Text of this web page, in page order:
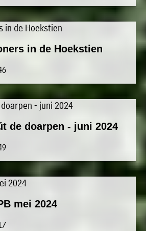
in de Hoekstien
de doarpen - juni 2024
mei 2024